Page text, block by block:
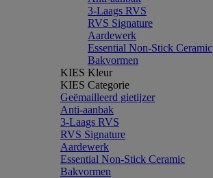
3-Laags RVS
RVS Signature
Aardewerk
Essential Non-Stick Ceramic
Bakvormen
KIES Kleur
KIES Categorie
Geëmailleerd gietijzer
Anti-aanbak
3-Laags RVS
RVS Signature
Aardewerk
Essential Non-Stick Ceramic
Bakvormen